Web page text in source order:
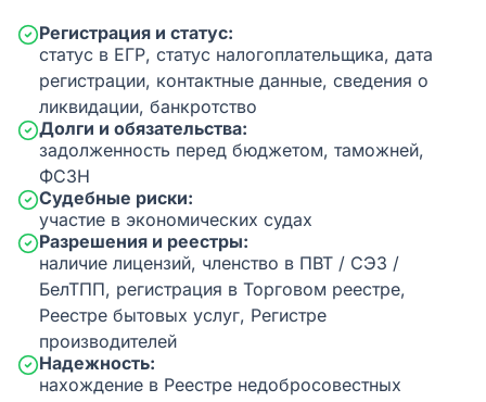
Регистрация и статус:
статус в ЕГР, статус налогоплательщика, дата
регистрации, контактные данные, сведения о
ликвидации, банкротство
Долги и обязательства:
задолженность перед бюджетом, таможней,
ФСЗН
Судебные риски:
участие в экономических судах
Разрешения и реестры:
наличие лицензий, членство в ПВТ / СЭЗ /
БелТПП, регистрация в Торговом реестре,
Реестре бытовых услуг, Регистре
производителей
Надежность:
нахождение в Реестре недобросовестных